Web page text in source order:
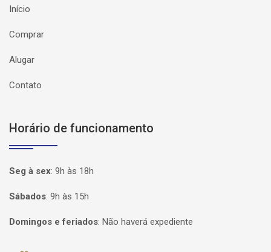
Início
Comprar
Alugar
Contato
Horário de funcionamento
Seg à sex: 9h às 18h
Sábados: 9h às 15h
Domingos e feriados: Não haverá expediente